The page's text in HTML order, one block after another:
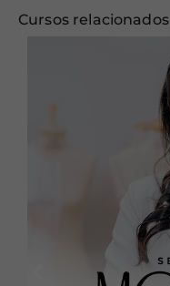
Cursos relacionados